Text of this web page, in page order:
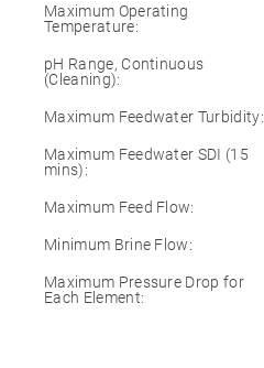
Maximum Operating
Temperature:
pH Range, Continuous
(Cleaning):
Maximum Feedwater Turbidity:
Maximum Feedwater SDI (15
mins):
Maximum Feed Flow:
Minimum Brine Flow:
Maximum Pressure Drop for
Each Element: